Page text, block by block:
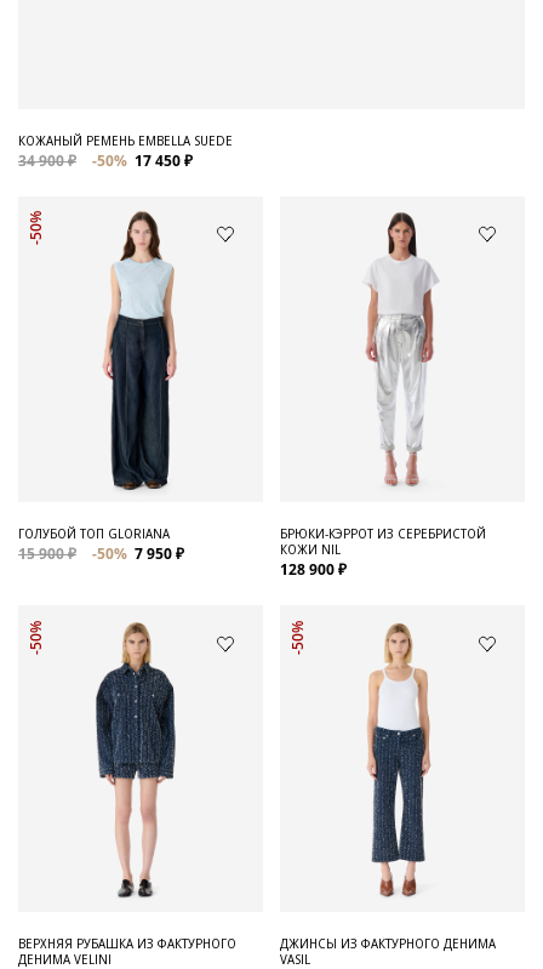
КОЖАНЫЙ РЕМЕНЬ EMBELLA SUEDE
34 900 ₽ -50% 17 450 ₽
-50%
ГОЛУБОЙ ТОП GLORIANA
15 900 ₽ -50% 7 950 ₽
БРЮКИ-КЭРРОТ ИЗ СЕРЕБРИСТОЙ
КОЖИ NIL
128 900 ₽
-50%
ВЕРХНЯЯ РУБАШКА ИЗ ФАКТУРНОГО
ДЕНИМА VELINI
-50%
ДЖИНСЫ ИЗ ФАКТУРНОГО ДЕНИМА
VASIL